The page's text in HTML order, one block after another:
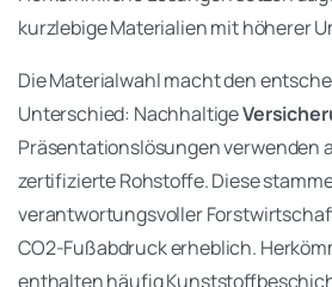
kurzlebige Materialien mit höherer
Die Materialwahl macht den
Unterschied: Nachhaltige
Präsentationslösungen verwenden
zertifizierte Rohstoffe. Diese
verantwortungsvoller
CO2-Fußabdruck erheblich.
enthalten häufig